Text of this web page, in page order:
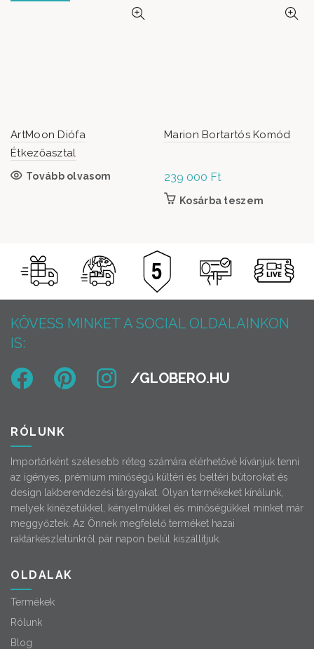
ArtMoon Diófa
Étkezőasztal
Tovább olvasom
Marion Bortartós Komód
239 000 Ft
Kosárba teszem
KÖVESS MINKET A SOCIAL OLDALAINKON
IS:
RÓLUNK
Importőrként szélesebb réteg számára elérhetővé kívánjuk tenni
az igényes, prémium minőségű kültéri és beltéri bútorokat és
design lakberendezési tárgyakat. Olyan termékeket kínálunk,
melyek kinézetükkel, kényelmükkel és minőségükkel minket már
meggyőztek. Az Önnek megfelelő terméket hazai
raktárkészletünkről pár napon belül kiszállítjuk.
OLDALAK
Termékek
Rólunk
Blog